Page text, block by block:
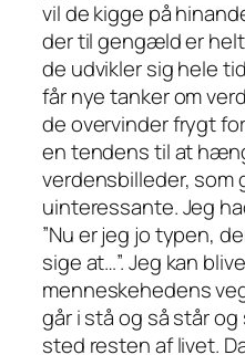
vil de kigge på
der til gengæld er
de udvikler sig hele
får nye tanker om
de overvinder frygt
en tendens til at
verdensbilleder, som
uinteressante. Jeg
”Nu er jeg jo typen,
sige at…”. Jeg kan
menneskehedens
går i stå og så står
sted resten af livet.